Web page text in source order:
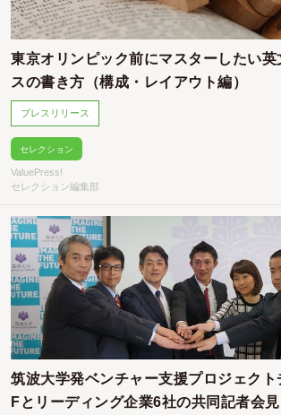
東京オリンピック前にマスターしたい
スの書き方（構成・レイアウト編）
プレスリリース
セレクション
ValuePress!
セレクション編集部
筑波大学発ベンチャー支援プロジェク
Fとリーディング企業6社の共同記者会見